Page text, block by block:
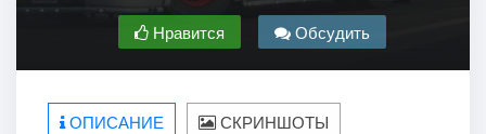
Нравится
Обсудить
ОПИСАНИЕ СКРИНШОТЫ